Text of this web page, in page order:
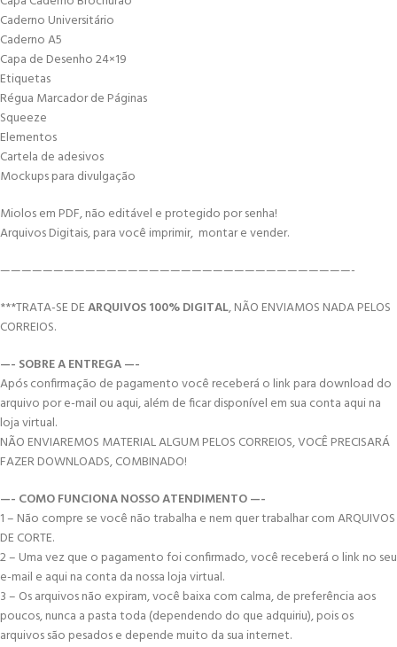
Caderno Universitário
Caderno A5
Capa de Desenho 24×19
Etiquetas
Régua Marcador de Páginas
Squeeze
Elementos
Cartela de adesivos
Mockups para divulgação
Miolos em PDF, não editável e protegido por senha!
Arquivos Digitais, para você imprimir, montar e vender.
—————————————————————————————————-
***TRATA-SE DEARQUIVOS 100% DIGITAL, NÃO ENVIAMOS NADA PELOS
CORREIOS.
—- SOBRE A ENTREGA —-
Após confirmação de pagamento você receberá o link para download do
arquivo por e-mail ou aqui, além de ficar disponível em sua conta aqui na
loja virtual.
NÃO ENVIAREMOS MATERIAL ALGUM PELOS CORREIOS, VOCÊ PRECISARÁ
FAZER DOWNLOADS, COMBINADO!
—- COMO FUNCIONA NOSSO ATENDIMENTO —-
1 – Não compre se você não trabalha e nem quer trabalhar com ARQUIVOS
DE CORTE.
2 – Uma vez que o pagamento foi confirmado, você receberá o link no seu
e-mail e aqui na conta da nossa loja virtual.
3 – Os arquivos não expiram, você baixa com calma, de preferência aos
poucos, nunca a pasta toda (dependendo do que adquiriu), pois os
arquivos são pesados e depende muito da sua internet.